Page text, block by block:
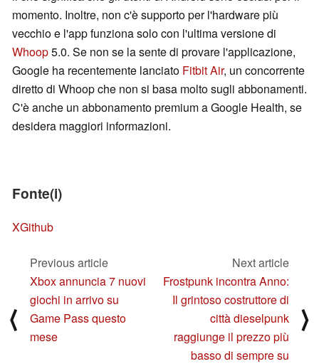
momento. Inoltre, non c'è supporto per l'hardware più
vecchio e l'app funziona solo con l'ultima versione di
Whoop5.0. Se non se la sente di provare l'applicazione,
Google ha recentemente lanciato Fitbit Air, un concorrente
diretto di Whoop che non si basa molto sugli abbonamenti.
C'è anche un abbonamento premium a Google Health, se
desidera maggiori informazioni.
Fonte(i)
XGithub
⟨
Previous article
Xbox annuncia 7 nuovi
giochi in arrivo su
Game Pass questo
mese
Next article
Frostpunk incontra Anno:
Il grintoso costruttore di
città dieselpunk
raggiunge il prezzo più
basso di sempre su
⟩